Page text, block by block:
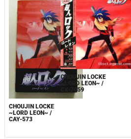
CHOUJIN LOCKE
~LORD LEON~ /
CAY-573
CHOUJIN LOCKE
~LORD LEON~ /
CX-7059